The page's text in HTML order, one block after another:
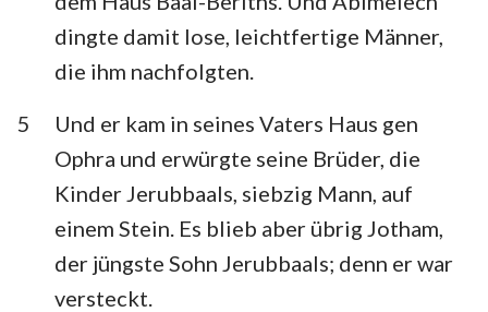
dingte damit lose, leichtfertige Männer,
die ihm nachfolgten.
5
Und er kam in seines Vaters Haus gen
Ophra und erwürgte seine Brüder, die
Kinder Jerubbaals, siebzig Mann, auf
einem Stein. Es blieb aber übrig Jotham,
der jüngste Sohn Jerubbaals; denn er war
versteckt.